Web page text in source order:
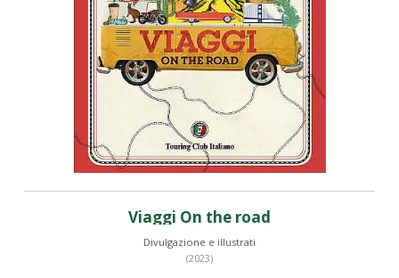
Viaggi On the road
Divulgazione e illustrati
(2023)